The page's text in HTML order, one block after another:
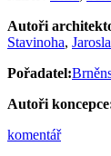
Autoři
Stavinoha,
Pořadatel:
Autoři
komentář